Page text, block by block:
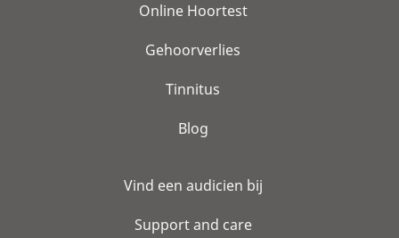
Online Hoortest
Gehoorverlies
Tinnitus
Blog
Vind een audicien bij
Support and care